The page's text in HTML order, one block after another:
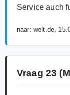
Service auch
naar: welt.de,
Vraag 23